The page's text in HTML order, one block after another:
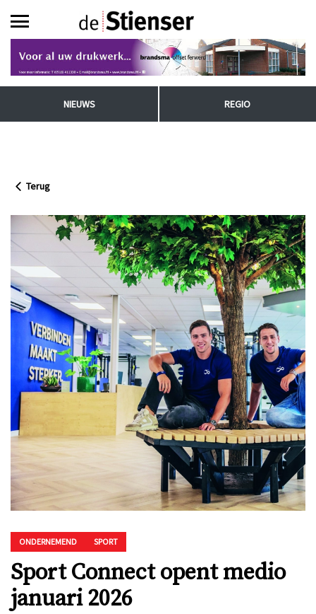
NIEUWS REGIO
Terug
ONDERNEMEND SPORT
Sport Connect opent medio
januari 2026